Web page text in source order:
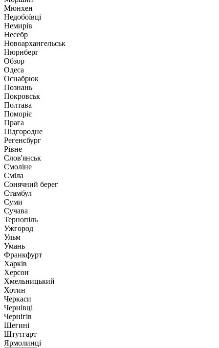
Мюнхен
Недобоївці
Немирів
Несебр
Новоархангельськ
Нюрнберг
Обзор
Одеса
Оснабрюк
Познань
Покровськ
Полтава
Поморіє
Прага
Підгородне
Регенсбург
Рівне
Слов'янськ
Смоліне
Сміла
Сонячний берег
Стамбул
Суми
Сучава
Тернопіль
Ужгород
Ульм
Умань
Франкфурт
Харків
Херсон
Хмельницький
Хотин
Черкаси
Чернівці
Чернігів
Шегині
Штутгарт
Ярмолинці